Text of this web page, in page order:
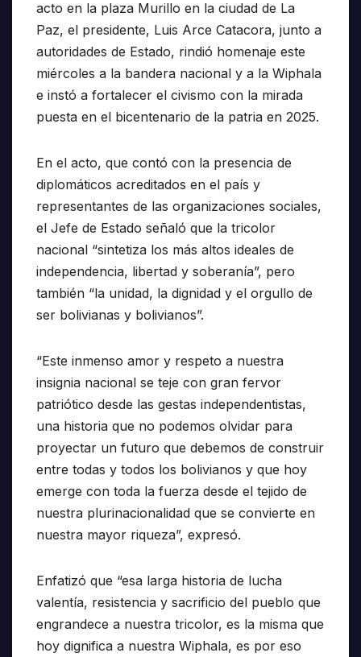
acto en la plaza Murillo en la ciudad de La
Paz, el presidente, Luis Arce Catacora, junto a
autoridades de Estado, rindió homenaje este
miércoles a la bandera nacional y a la Wiphala
e instó a fortalecer el civismo con la mirada
puesta en el bicentenario de la patria en 2025.
En el acto, que contó con la presencia de
diplomáticos acreditados en el país y
representantes de las organizaciones sociales,
el Jefe de Estado señaló que la tricolor
nacional “sintetiza los más altos ideales de
independencia, libertad y soberanía”, pero
también “la unidad, la dignidad y el orgullo de
ser bolivianas y bolivianos”.
“Este inmenso amor y respeto a nuestra
insignia nacional se teje con gran fervor
patriótico desde las gestas independentistas,
una historia que no podemos olvidar para
proyectar un futuro que debemos de construir
entre todas y todos los bolivianos y que hoy
emerge con toda la fuerza desde el tejido de
nuestra plurinacionalidad que se convierte en
nuestra mayor riqueza”, expresó.
Enfatizó que “esa larga historia de lucha
valentía, resistencia y sacrificio del pueblo que
engrandece a nuestra tricolor, es la misma que
hoy dignifica a nuestra Wiphala, es por eso